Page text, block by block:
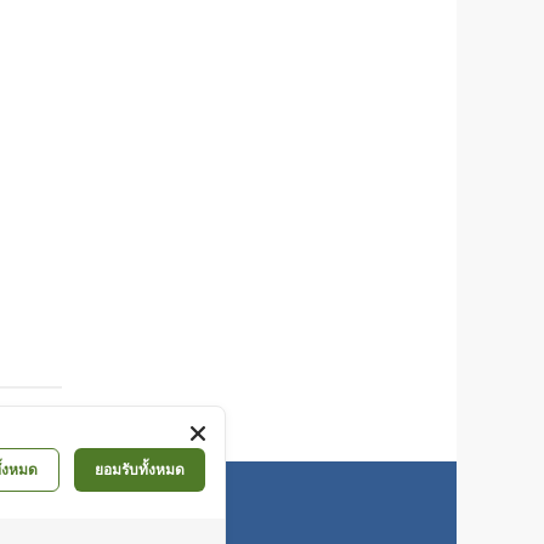
หมด ยอมรับทั้งหมด